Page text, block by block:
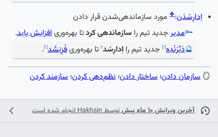
اِدارِسْدَن:
❖ مورد سازماندهی‌شدن قرار دادن
🗝️مدیر جدید تیم را سازماندهی کردتا بهره‌وریافزایش یابد.
🔮دَبِّرَنْدِه[؟] جدید تیم را اِدارِسْد؟ تا بهره‌وریفَزِنِشَد[؟].
🪞 سازمان دادن؛ ساختار دادن؛ نظم‌دهی کردن؛ سازمند کردن
آخرین ویرایش ۱۰ ماه پیش توسطHakhsinانجام شده است